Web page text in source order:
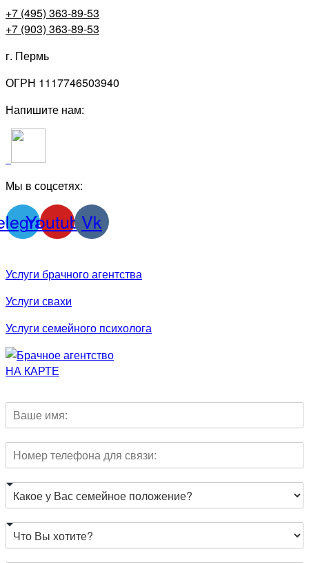
+7 (495) 363-89-53
+7 (903) 363-89-53
г. Пермь
ОГРН 1117746503940
Напишите нам:
Мы в соцсетях:
YoutubeVk
Услуги брачного агентства
Услуги свахи
Услуги семейного психолога
НА КАРТЕ